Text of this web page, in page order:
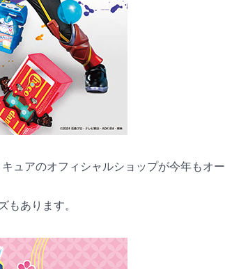
ュアのオフィシャルショップが今年もオー
もあります。